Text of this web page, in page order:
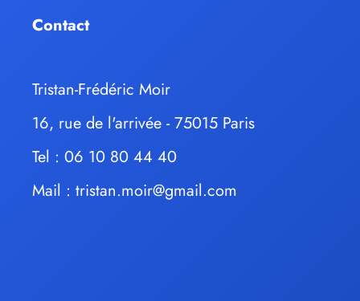
Contact
Tristan-Frédéric Moir
16, rue de l'arrivée - 75015 Paris
Tel : 06 10 80 44 40
Mail : tristan.moir@gmail.com